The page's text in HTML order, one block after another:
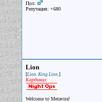
Пол:
Репутация: +680
Lion
[Lion. King Lion.]
Кардинал
Welcome to Metavira!